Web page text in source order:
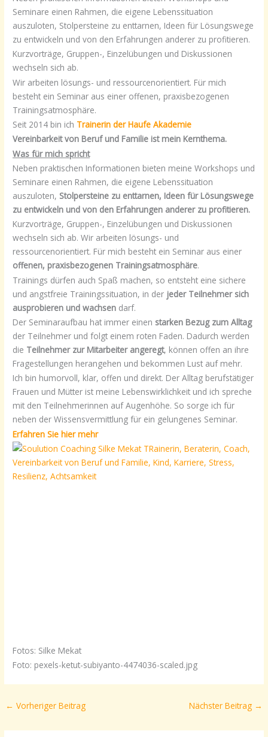
Seminare einen Rahmen, die eigene Lebenssituation
auszuloten, Stolpersteine zu enttarnen, Ideen für Lösungswege
zu entwickeln und von den Erfahrungen anderer zu profitieren.
Kurzvorträge, Gruppen-, Einzelübungen und Diskussionen
wechseln sich ab.
Wir arbeiten lösungs- und ressourcenorientiert. Für mich
besteht ein Seminar aus einer offenen, praxisbezogenen
Trainingsatmosphäre.
Seit 2014 bin ich Trainerin der Haufe Akademie
Vereinbarkeit von Beruf und Familie ist mein Kernthema.
Was für mich spricht
Neben praktischen Informationen bieten meine Workshops und
Seminare einen Rahmen, die eigene Lebenssituation
auszuloten, Stolpersteine zu enttarnen, Ideen für Lösungswege
zu entwickeln und von den Erfahrungen anderer zu profitieren.
Kurzvorträge, Gruppen-, Einzelübungen und Diskussionen
wechseln sich ab. Wir arbeiten lösungs- und
ressourcenorientiert. Für mich besteht ein Seminar aus einer
offenen, praxisbezogenen Trainingsatmosphäre.
Trainings dürfen auch Spaß machen, so entsteht eine sichere
und angstfreie Trainingssituation, in der jeder Teilnehmer sich
ausprobieren und wachsen darf.
Der Seminaraufbau hat immer einen starken Bezug zum Alltag
der Teilnehmer und folgt einem roten Faden. Dadurch werden
die Teilnehmer zur Mitarbeiter angeregt, können offen an ihre
Fragestellungen herangehen und bekommen Lust auf mehr.
Ich bin humorvoll, klar, offen und direkt. Der Alltag berufstätiger
Frauen und Mütter ist meine Lebenswirklichkeit und ich spreche
mit den Teilnehmerinnen auf Augenhöhe. So sorge ich für
neben der Wissensvermittlung für ein gelungenes Seminar.
Erfahren Sie hier mehr
Fotos: Silke Mekat
Foto: pexels-ketut-subiyanto-4474036-scaled.jpg
← Vorheriger Beitrag Nächster Beitrag →